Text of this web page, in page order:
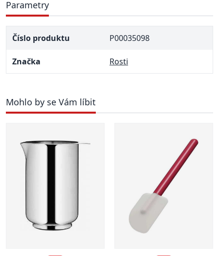
Parametry
Číslo produktu P00035098
Značka Rosti
Mohlo by se Vám líbit